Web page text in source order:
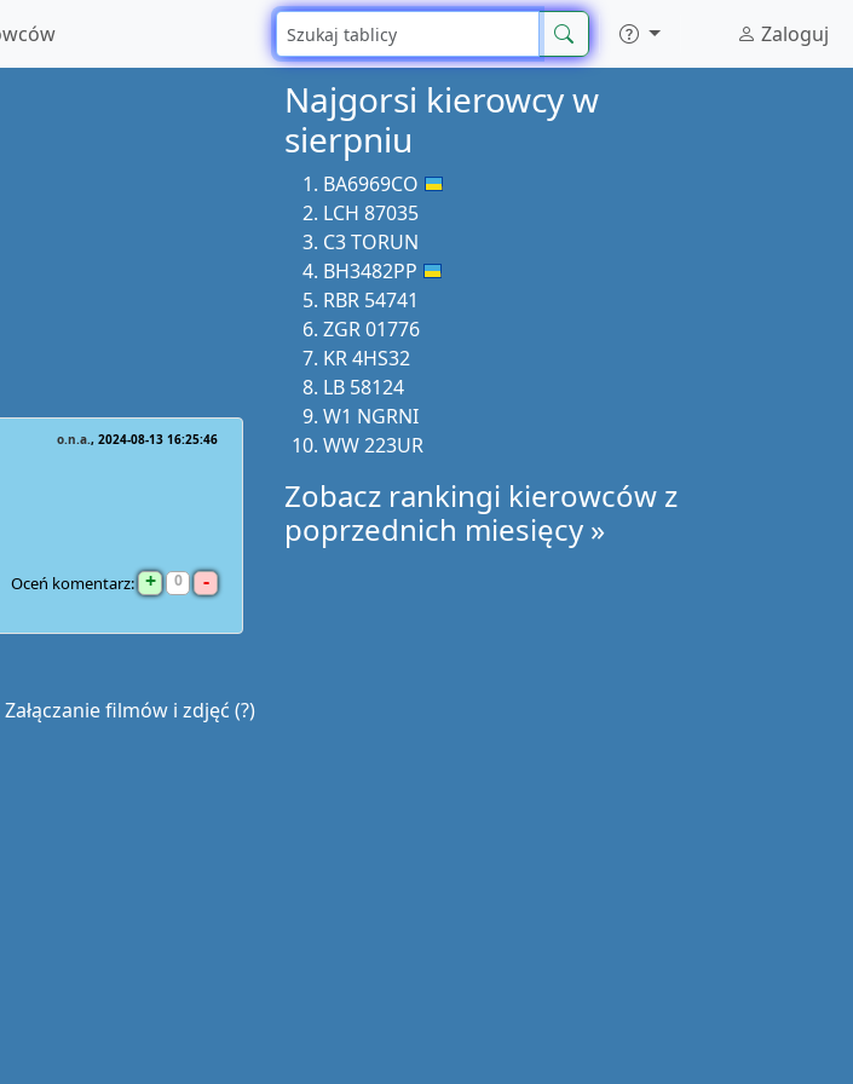
Zaloguj
o.n.a. 2024-08-13 16:25:46
Oceń komentarz: + 0 -
Załączanie filmów i zdjęć (?)
Najgorsi kierowcy w
sierpniu
BA6969CO
LCH 87035
C3 TORUN
BH3482PP
RBR 54741
ZGR 01776
KR 4HS32
LB 58124
W1 NGRNI
WW 223UR
Zobacz rankingi kierowców z
poprzednich miesięcy »